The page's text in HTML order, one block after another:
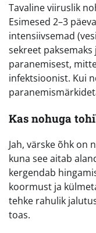
Tavaline viiruslik
Esimesed 2–3
intensiivsemad
sekreet
paranemisest,
infektsioonist. Kui
Kas nohuga
Jah, värske õhk on
kuna see aitab
kergendab
koormust ja
tehke rahulik
toas.